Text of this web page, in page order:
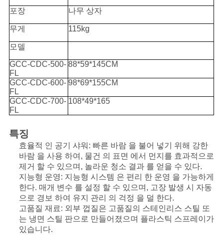
트
맵
개
인
정
보
포장 나무 상자
무게 115kg
모델
GCC-CDC-500-
FL
88*59*145CM
GCC-CDC-600-
FL
98*69*155CM
GCC-CDC-700-
FL
108*49*165
특징
효율적 인 공기 샤워: 빠른 바람 을 불어 넣기 위해 강한
바람 을 사용 하여, 물건 의 표면 에서 먼지를 효과적으로
제거 할 수 있으며, 놀라운 청소 결과 를 얻을 수 있다.
지능형 운영: 지능형 시스템 은 편리 한 운영 을 가능하게
한다. 매개 변수 를 설정 할 수 있으며, 고장 발생 시 자동
으로 경보 하여 유지 관리 의 걱정 을 덜 한다.
고품질 재료: 외부 껍질은 고품질의 스테인리스 스틸 또
는 냉면 스틸 판으로 만들어졌으며 플라스틱 스프레이가
있습니다.